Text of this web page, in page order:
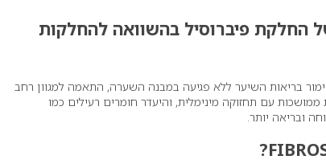
החלקת פיברוסיל בהשוואה להחלקות
בריאות השיער ללא פגיעה במבנה השערה, התאמה למגוון רחב
ממושכות עם תחזוקה מינימלית, והיעדר חומרים רעילים כמו
ובריאה יותר.
?